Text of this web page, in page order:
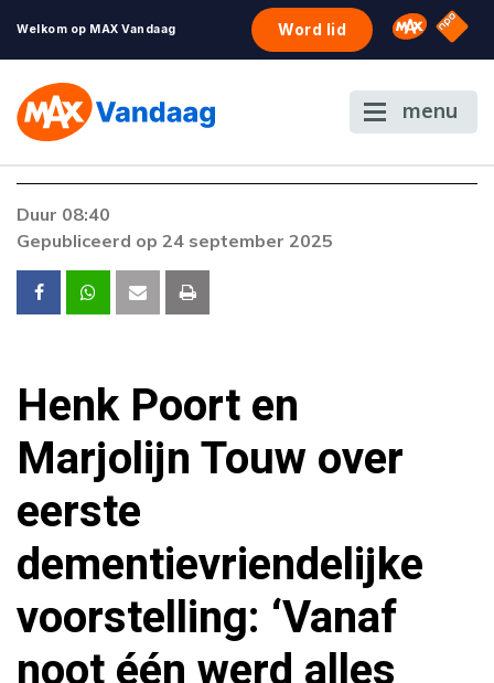
Welkom op MAX Vandaag Word lid Omroep
NPO
menu
Er is een licentie-fout opgetreden. Als het
contact op met onze klantenservice.
Duur 08:40
Gepubliceerd op 24 september 2025
Henk Poort en
Marjolijn Touw over
eerste
dementievriendelijke
voorstelling: ‘Vanaf